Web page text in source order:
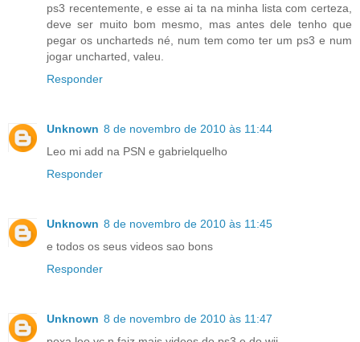
ps3 recentemente, e esse ai ta na minha lista com certeza,
deve ser muito bom mesmo, mas antes dele tenho que
pegar os uncharteds né, num tem como ter um ps3 e num
jogar uncharted, valeu.
Responder
Unknown 8 de novembro de 2010 às 11:44
Leo mi add na PSN e gabrielquelho
Responder
Unknown 8 de novembro de 2010 às 11:45
e todos os seus videos sao bons
Responder
Unknown 8 de novembro de 2010 às 11:47